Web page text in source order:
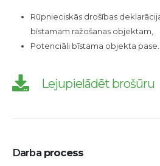
Rūpnieciskās drošības
bīstamam ražošanas objektam,
Potenciāli bīstama objekta pase.
Lejupielādēt brošūru
Darba process